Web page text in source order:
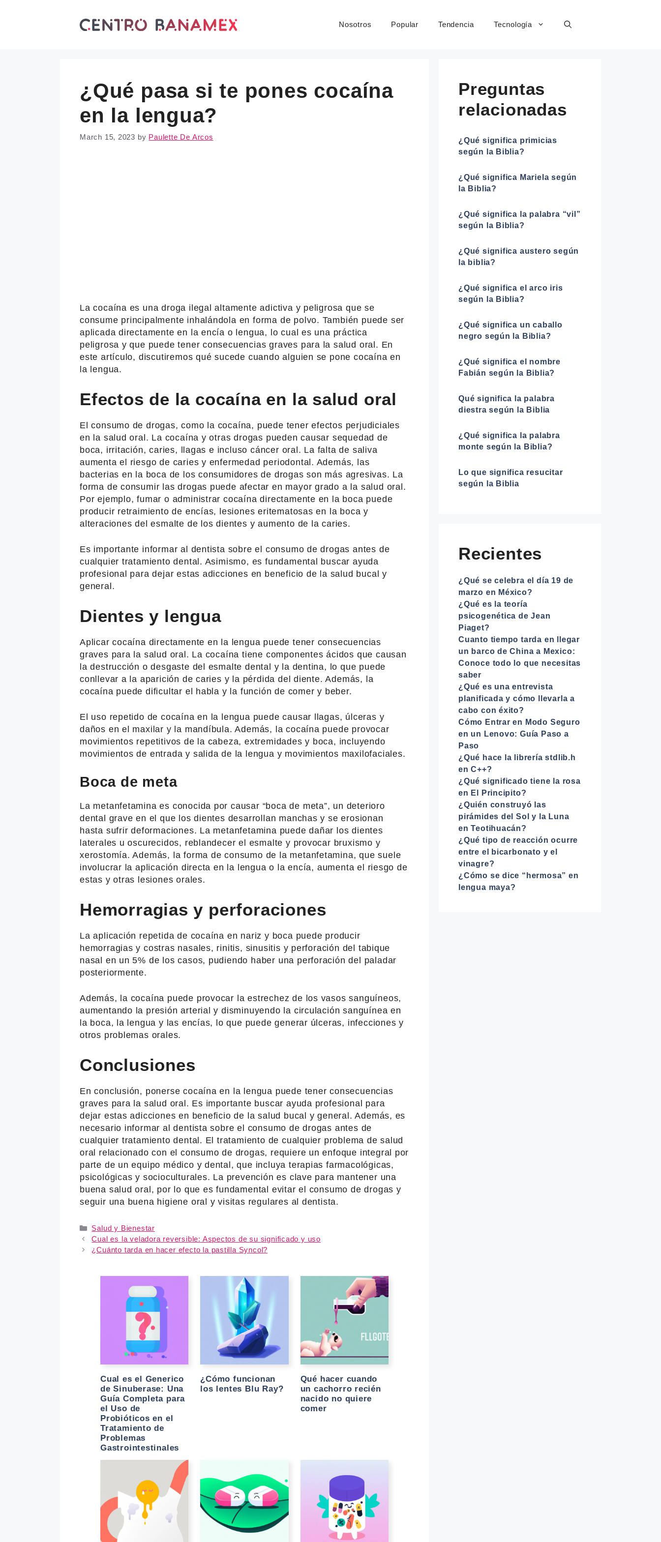
Nosotros Popular Tendencia Tecnología
¿Qué pasa si te pones cocaína
en la lengua?
March 15, 2023 by Paulette De Arcos
La cocaína es una droga ilegal altamente adictiva y peligrosa que se
consume principalmente inhalándola en forma de polvo. También puede ser
aplicada directamente en la encía o lengua, lo cual es una práctica
peligrosa y que puede tener consecuencias graves para la salud oral. En
este artículo, discutiremos qué sucede cuando alguien se pone cocaína en
la lengua.
Efectos de la cocaína en la salud oral
El consumo de drogas, como la cocaína, puede tener efectos perjudiciales
en la salud oral. La cocaína y otras drogas pueden causar sequedad de
boca, irritación, caries, llagas e incluso cáncer oral. La falta de saliva
aumenta el riesgo de caries y enfermedad periodontal. Además, las
bacterias en la boca de los consumidores de drogas son más agresivas. La
forma de consumir las drogas puede afectar en mayor grado a la salud oral.
Por ejemplo, fumar o administrar cocaína directamente en la boca puede
producir retraimiento de encías, lesiones eritematosas en la boca y
alteraciones del esmalte de los dientes y aumento de la caries.
Es importante informar al dentista sobre el consumo de drogas antes de
cualquier tratamiento dental. Asimismo, es fundamental buscar ayuda
profesional para dejar estas adicciones en beneficio de la salud bucal y
general.
Dientes y lengua
Aplicar cocaína directamente en la lengua puede tener consecuencias
graves para la salud oral. La cocaína tiene componentes ácidos que causan
la destrucción o desgaste del esmalte dental y la dentina, lo que puede
conllevar a la aparición de caries y la pérdida del diente. Además, la
cocaína puede dificultar el habla y la función de comer y beber.
El uso repetido de cocaína en la lengua puede causar llagas, úlceras y
daños en el maxilar y la mandíbula. Además, la cocaína puede provocar
movimientos repetitivos de la cabeza, extremidades y boca, incluyendo
movimientos de entrada y salida de la lengua y movimientos maxilofaciales.
Boca de meta
La metanfetamina es conocida por causar “boca de meta”, un deterioro
dental grave en el que los dientes desarrollan manchas y se erosionan
hasta sufrir deformaciones. La metanfetamina puede dañar los dientes
laterales u oscurecidos, reblandecer el esmalte y provocar bruxismo y
xerostomía. Además, la forma de consumo de la metanfetamina, que suele
involucrar la aplicación directa en la lengua o la encía, aumenta el riesgo de
estas y otras lesiones orales.
Hemorragias y perforaciones
La aplicación repetida de cocaína en nariz y boca puede producir
hemorragias y costras nasales, rinitis, sinusitis y perforación del tabique
nasal en un 5% de los casos, pudiendo haber una perforación del paladar
posteriormente.
Además, la cocaína puede provocar la estrechez de los vasos sanguíneos,
aumentando la presión arterial y disminuyendo la circulación sanguínea en
la boca, la lengua y las encías, lo que puede generar úlceras, infecciones y
otros problemas orales.
Conclusiones
En conclusión, ponerse cocaína en la lengua puede tener consecuencias
graves para la salud oral. Es importante buscar ayuda profesional para
dejar estas adicciones en beneficio de la salud bucal y general. Además, es
necesario informar al dentista sobre el consumo de drogas antes de
cualquier tratamiento dental. El tratamiento de cualquier problema de salud
oral relacionado con el consumo de drogas, requiere un enfoque integral por
parte de un equipo médico y dental, que incluya terapias farmacológicas,
psicológicas y socioculturales. La prevención es clave para mantener una
buena salud oral, por lo que es fundamental evitar el consumo de drogas y
seguir una buena higiene oral y visitas regulares al dentista.
Categories
Salud y Bienestar
Cual es la veladora reversible: Aspectos de su significado y uso
¿Cuánto tarda en hacer efecto la pastilla Syncol?
Cual es el Generico
de Sinuberase: Una
Guía Completa para
el Uso de
Probióticos en el
Tratamiento de
Problemas
Gastrointestinales
¿Cómo funcionan
los lentes Blu Ray?
Qué hacer cuando
un cachorro recién
nacido no quiere
comer
Preguntas
relacionadas
¿Qué significa primicias
según la Biblia?
¿Qué significa Mariela según
la Biblia?
¿Qué significa la palabra “vil”
según la Biblia?
¿Qué significa austero según
la biblia?
¿Qué significa el arco iris
según la Biblia?
¿Qué significa un caballo
negro según la Biblia?
¿Qué significa el nombre
Fabián según la Biblia?
Qué significa la palabra
diestra según la Biblia
¿Qué significa la palabra
monte según la Biblia?
Lo que significa resucitar
según la Biblia
Recientes
¿Qué se celebra el día 19 de
marzo en México?
¿Qué es la teoría
psicogenética de Jean
Piaget?
Cuanto tiempo tarda en llegar
un barco de China a Mexico:
Conoce todo lo que necesitas
saber
¿Qué es una entrevista
planificada y cómo llevarla a
cabo con éxito?
Cómo Entrar en Modo Seguro
en un Lenovo: Guía Paso a
Paso
¿Qué hace la librería stdlib.h
en C++?
¿Qué significado tiene la rosa
en El Principito?
¿Quién construyó las
pirámides del Sol y la Luna
en Teotihuacán?
¿Qué tipo de reacción ocurre
entre el bicarbonato y el
vinagre?
¿Cómo se dice “hermosa” en
lengua maya?